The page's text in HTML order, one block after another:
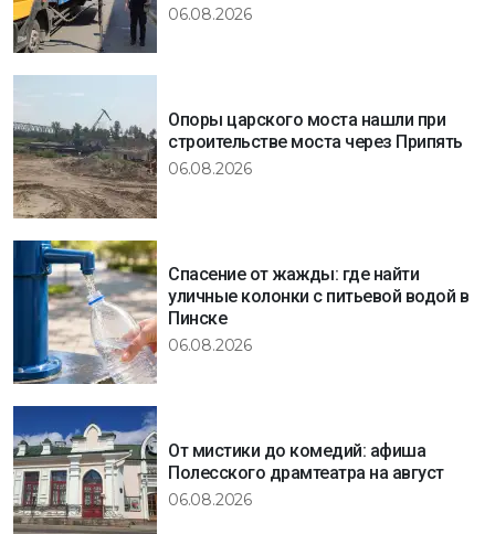
06.08.2026
Опоры царского моста нашли при
строительстве моста через Припять
06.08.2026
Спасение от жажды: где найти
уличные колонки с питьевой водой в
Пинске
06.08.2026
От мистики до комедий: афиша
Полесского драмтеатра на август
06.08.2026